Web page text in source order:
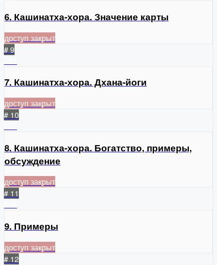
6. Кашинатха-хора. Значение карты
доступ закрыт
# 9
7. Кашинатха-хора. Дхана-йоги
доступ закрыт
# 10
8. Кашинатха-хора. Богатство, примеры,
обсуждение
доступ закрыт
# 11
9. Примеры
доступ закрыт
# 12